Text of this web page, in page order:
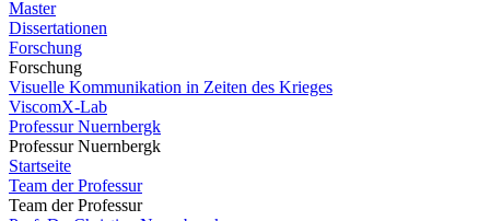
Master
Dissertationen
Forschung
Forschung
Visuelle Kommunikation in Zeiten des Krieges
ViscomX-Lab
Professur Nuernbergk
Professur Nuernbergk
Startseite
Team der Professur
Team der Professur